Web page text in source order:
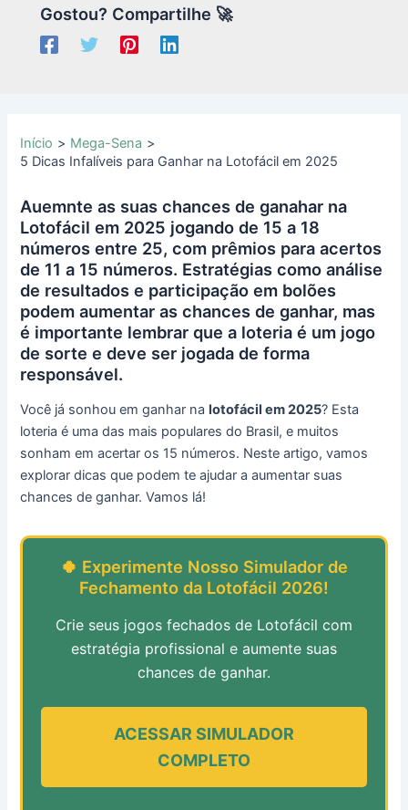
Gostou? Compartilhe 🚀
Início
Mega-Sena
5 Dicas Infalíveis para Ganhar na Lotofácil em 2025
Auemnte as suas chances de ganahar na
Lotofácil em 2025 jogando de 15 a 18
números entre 25, com prêmios para acertos
de 11 a 15 números. Estratégias como análise
de resultados e participação em bolões
podem aumentar as chances de ganhar, mas
é importante lembrar que a loteria é um jogo
de sorte e deve ser jogada de forma
responsável.
Você já sonhou em ganhar nalotofácil em 2025? Esta
loteria é uma das mais populares do Brasil, e muitos
sonham em acertar os 15 números. Neste artigo, vamos
explorar dicas que podem te ajudar a aumentar suas
chances de ganhar. Vamos lá!
🍀 Experimente Nosso Simulador de
Fechamento da Lotofácil 2026!
Crie seus jogos fechados de Lotofácil com
estratégia profissional e aumente suas
chances de ganhar.
ACESSAR SIMULADOR
COMPLETO